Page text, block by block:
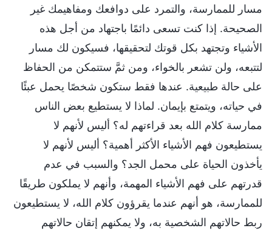
مسار للممارسة، والتمرد على دوافعك ومفاهيمك غير
الصحيحة. إذا كنت تسعى دائمًا باجتهاد من أجل هذه
الأشياء وتجتهد بكل قوتك لتحقيقها، فسيكون لك مسار
لتتبعه، ولن تشعر بالخواء، ومن ثمَّ ستتمكن من الحفاظ
على حالة طبيعية. عندها فقط ستكون شخصًا يحمل عبئًا
في حياته، ويتمتع بإيمان. لماذا لا يستطيع بعض الناس
ممارسة كلام الله بعد قراءتهم له؟ أليس لأنهم لا
يستطيعون فهم الأشياء الأكثر أهمية؟ أليس لأنهم لا
يأخذون الحياة على محمل الجد؟ والسبب في عدم
قدرتهم على فهم الأشياء المهمة، وأنهم لا يملكون طريقًا
للممارسة، هو أنهم عندما يقرؤون كلام الله، لا يستطيعون
ربط حالاتهم الشخصية به، ولا يمكنهم إتقان حالاتهم